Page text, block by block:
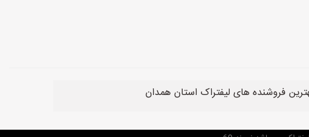
فروشنده های لیفتراک استان همدان